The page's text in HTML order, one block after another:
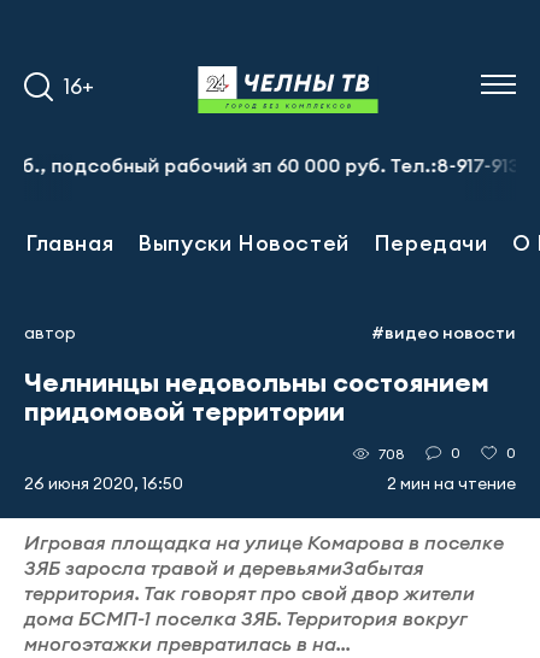
16+
рабочий зп 60 000 руб. Тел.:8-917-913-20-71
Главная Выпуски Новостей Передачи О
автор #видео новости
Челнинцы недовольны состоянием
придомовой территории
26 июня 2020, 16:50
708 0 0
2 мин на чтение
Игровая площадка на улице Комарова в поселке
ЗЯБ заросла травой и деревьямиЗабытая
территория. Так говорят про свой двор жители
дома БСМП-1 поселка ЗЯБ. Территория вокруг
многоэтажки превратилась в на...